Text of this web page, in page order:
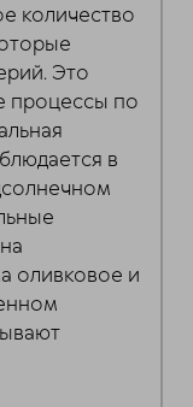
количество
Это
процессы по
в
оливковое и